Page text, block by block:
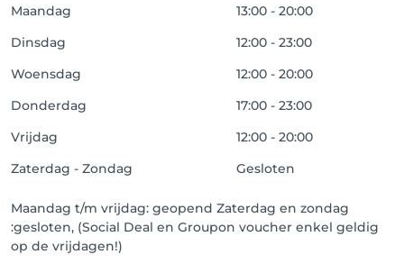
Maandag
13:00 - 20:00
Dinsdag
12:00 - 23:00
Woensdag
12:00 - 20:00
Donderdag
17:00 - 23:00
Vrijdag
12:00 - 20:00
Zaterdag - Zondag
Gesloten
Maandag t/m vrijdag: geopend Zaterdag en zondag
:gesloten, (Social Deal en Groupon voucher enkel geldig
op de vrijdagen!)